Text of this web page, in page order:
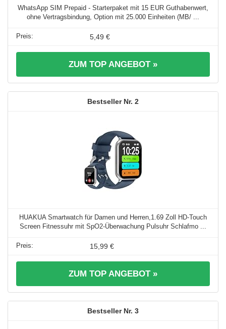
WhatsApp SIM Prepaid - Starterpaket mit 15 EUR Guthabenwert,
ohne Vertragsbindung, Option mit 25.000 Einheiten (MB/ ...
5,49 €
ZUM TOP ANGEBOT »
2
HUAKUA Smartwatch für Damen und Herren,1.69 Zoll HD-Touch
Screen Fitnessuhr mit SpO2-Überwachung Pulsuhr Schlafmo ...
15,99 €
ZUM TOP ANGEBOT »
3